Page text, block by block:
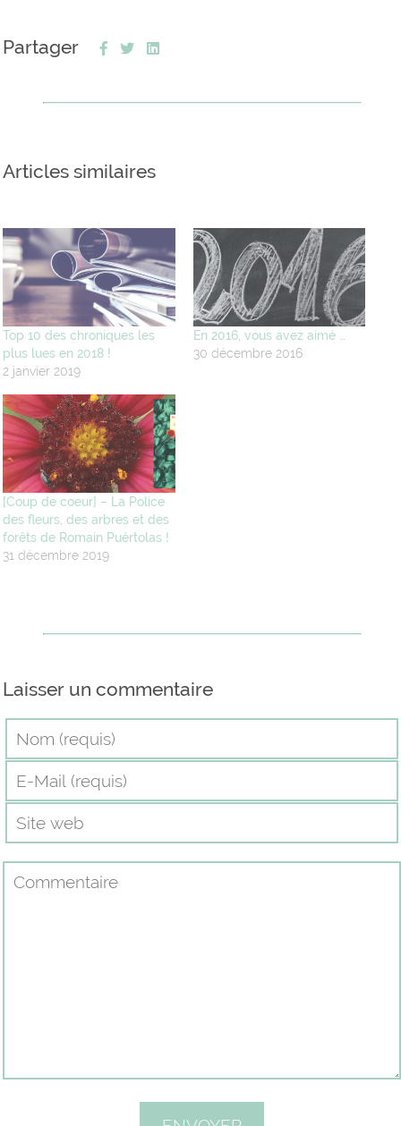
Partager
Articles similaires
Top 10 des chroniques les
plus lues en 2018 !
2 janvier 2019
En 2016, vous avez aimé …
30 décembre 2016
[Coup de coeur] – La Police
des fleurs, des arbres et des
forêts de Romain Puértolas !
31 décembre 2019
Laisser un commentaire